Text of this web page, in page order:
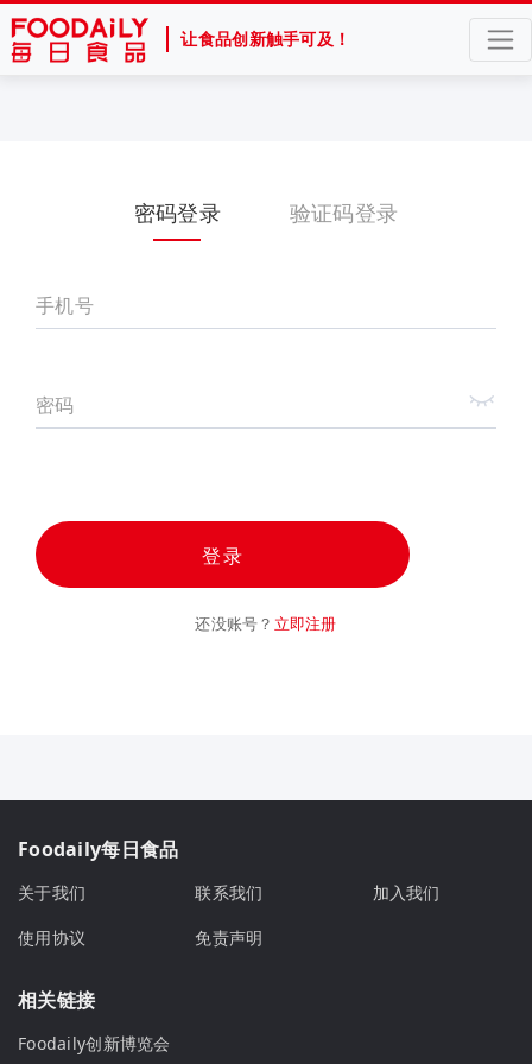
让食品创新触手可及！
密码登录 验证码登录
手机号
密码
登录
还没账号？ 立即注册
Foodaily每日食品
关于我们 联系我们
加入我们
使用协议
免责声明
相关链接
Foodaily创新博览会